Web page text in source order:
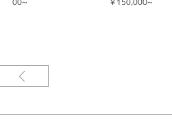
紹介文